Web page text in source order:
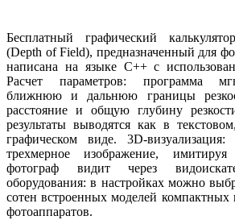
Бесплатный графический
(Depth of Field), предназначенный для
написана на языке C++ с
Расчет параметров: программа
ближнюю и дальнюю границы
расстояние и общую глубину
результаты выводятся как в
графическом виде. 3D-визуализация:
трехмерное изображение,
фотограф видит через
оборудования: в настройках можно
сотен встроенных моделей
фотоаппаратов.